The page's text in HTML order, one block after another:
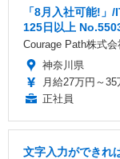
「8月入社可能!」
125日以上
Courage Path株式会
神奈川県
月給27万円～35
正社員
文字入力ができれ